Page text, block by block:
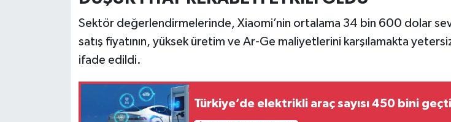
Sektör değerlendirmelerinde, Xiaomi’nin ortalama 34 bin 600 dolar
satış fiyatının, yüksek üretim ve Ar-Ge maliyetlerini karşılamakta yetersiz
ifade edildi.
Türkiye’de elektrikli araç sayısı 450 bini geçti
Video Galeri